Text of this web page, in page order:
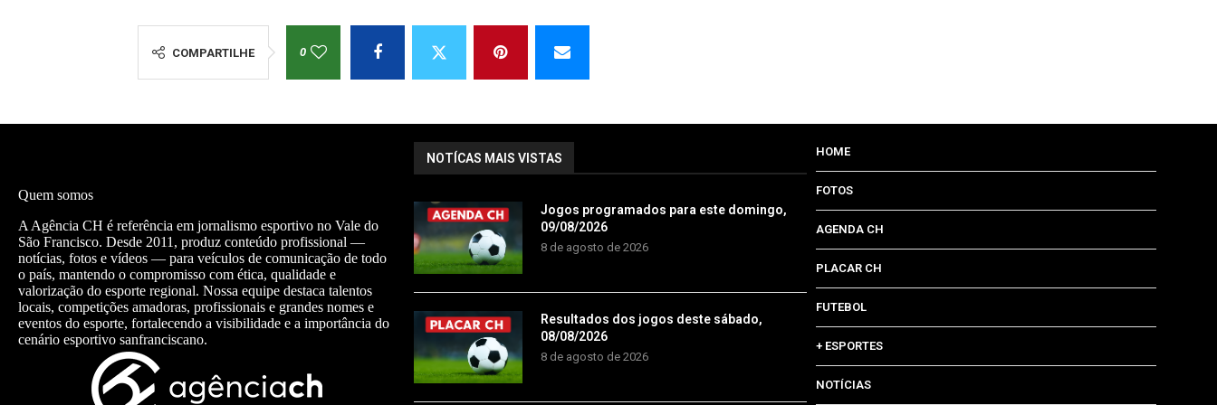
COMPARTILHE 0
Quem somos
A Agência CH é referência em jornalismo esportivo no Vale do
São Francisco. Desde 2011, produz conteúdo profissional —
notícias, fotos e vídeos — para veículos de comunicação de todo
o país, mantendo o compromisso com ética, qualidade e
valorização do esporte regional. Nossa equipe destaca talentos
locais, competições amadoras, profissionais e grandes nomes e
eventos do esporte, fortalecendo a visibilidade e a importância do
cenário esportivo sanfranciscano.
NOTÍCAS MAIS VISTAS
Jogos programados para este domingo,
09/08/2026
8 de agosto de 2026
Resultados dos jogos deste sábado,
08/08/2026
8 de agosto de 2026
HOME
FOTOS
AGENDA CH
PLACAR CH
FUTEBOL
+ ESPORTES
NOTÍCIAS